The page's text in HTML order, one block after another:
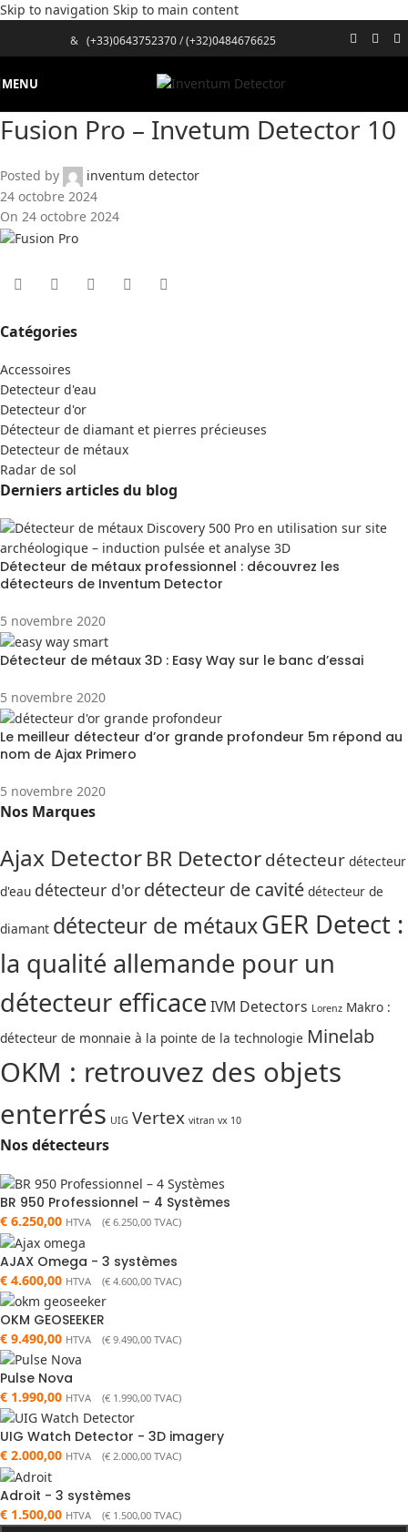
Skip to navigation Skip to main content
& (+33)0643752370/(+32)0484676625
MENU
Fusion Pro – Invetum Detector 10
Posted by
inventum detector
24 octobre 2024
On 24 octobre 2024
Catégories
Accessoires
Detecteur d'eau
Detecteur d'or
Détecteur de diamant et pierres précieuses
Detecteur de métaux
Radar de sol
Derniers articles du blog
Détecteur de métaux professionnel : découvrez les
détecteurs de Inventum Detector
5 novembre 2020
Détecteur de métaux 3D : Easy Way sur le banc d’essai
5 novembre 2020
Le meilleur détecteur d’or grande profondeur 5m répond au
nom de Ajax Primero
5 novembre 2020
Nos Marques
Ajax DetectorBR Detectordétecteur détecteur
d'eau détecteur d'or détecteur de cavité détecteur de
diamant détecteur de métauxGER Detect :
la qualité allemande pour un
détecteur efficace IVM Detectors Lorenz Makro :
détecteur de monnaie à la pointe de la technologie Minelab
OKM : retrouvez des objets
enterrés UIG Vertex vitran vx 10
Nos détecteurs
BR 950 Professionnel – 4 Systèmes
€ 6.250,00 HTVA (€ 6.250,00 TVAC)
AJAX Omega - 3 systèmes
€ 4.600,00 HTVA (€ 4.600,00 TVAC)
OKM GEOSEEKER
€ 9.490,00 HTVA (€ 9.490,00 TVAC)
Pulse Nova
€ 1.990,00 HTVA (€ 1.990,00 TVAC)
UIG Watch Detector - 3D imagery
€ 2.000,00 HTVA (€ 2.000,00 TVAC)
Adroit - 3 systèmes
€ 1.500,00 HTVA (€ 1.500,00 TVAC)